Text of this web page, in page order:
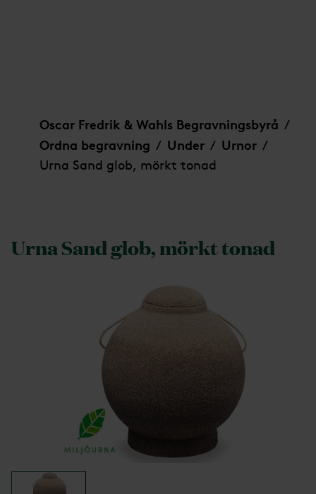
Oscar Fredrik & Wahls Begravningsbyrå /
Ordna begravning / Under / Urnor /
Urna Sand glob, mörkt tonad
Urna Sand glob, mörkt tonad